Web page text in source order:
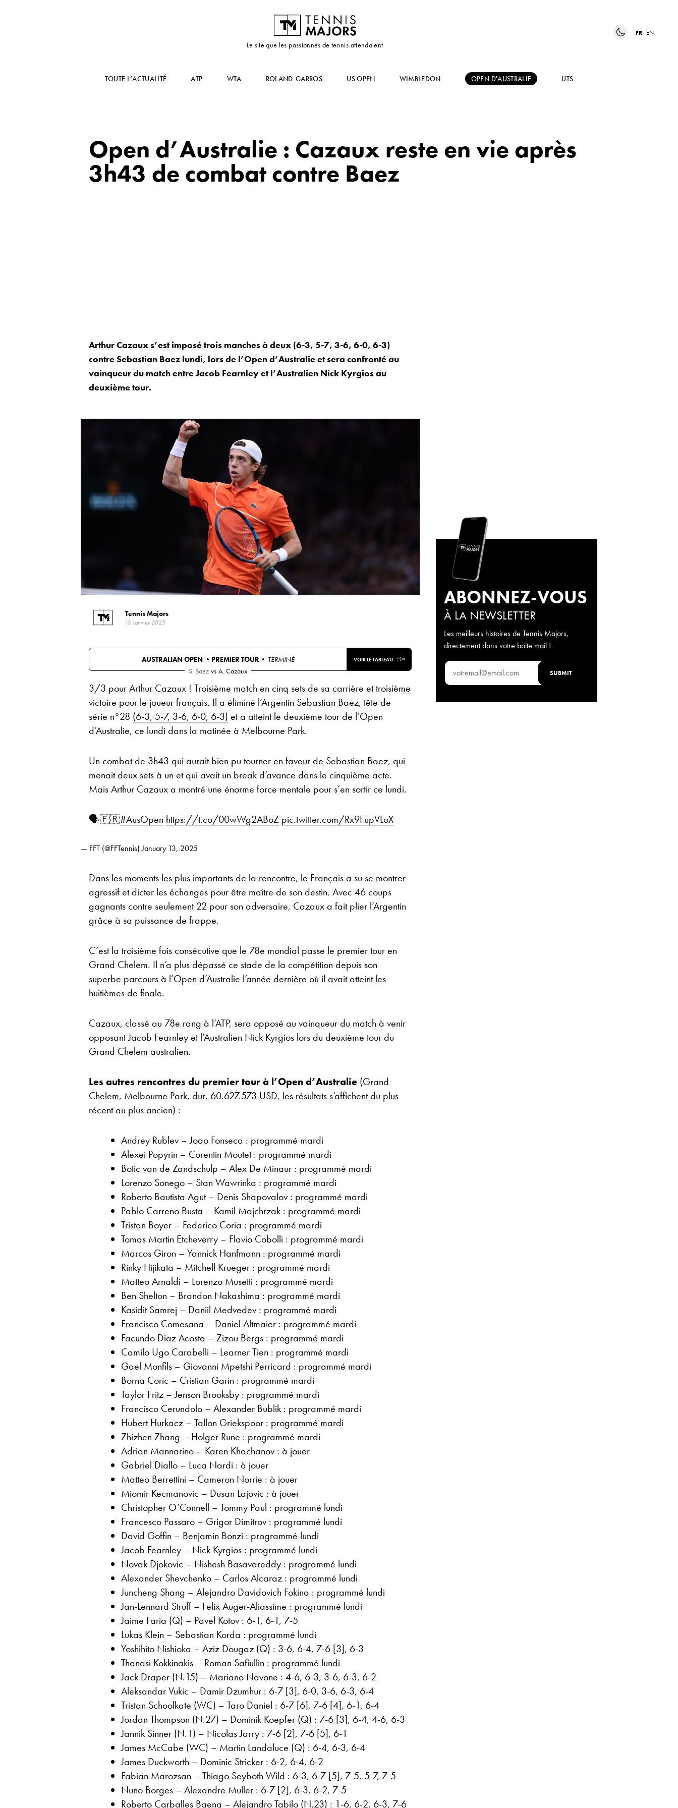
Le site que les passionnés de tennis attendaient
FR EN
TOUTE L’ACTUALITÉ ATP WTA ROLAND-GARROS US OPEN WIMBLEDON OPEN D'AUSTRALIE UTS
Open d’Australie : Cazaux reste en vie après
3h43 de combat contre Baez
Arthur Cazaux s’est imposé trois manches à deux (6-3, 5-7, 3-6, 6-0, 6-3)
contre Sebastian Baez lundi, lors de l’Open d’Australie et sera confronté au
vainqueur du match entre Jacob Fearnley et l’Australien Nick Kyrgios au
deuxième tour.
Tennis Majors
13 Janvier 2025
AUSTRALIAN OPEN • PREMIER TOUR • TERMINÉ VOIR LE TABLEAU
S. Baez vs A. Cazaux
3/3 pour Arthur Cazaux ! Troisième match en cinq sets de sa carrière et troisième
victoire pour le joueur français. Il a éliminé l’Argentin Sebastian Baez, tête de
série n°28 (6-3, 5-7, 3-6, 6-0, 6-3) et a atteint le deuxième tour de l’Open
d’Australie, ce lundi dans la matinée à Melbourne Park.
Un combat de 3h43 qui aurait bien pu tourner en faveur de Sebastian Baez, qui
menait deux sets à un et qui avait un break d’avance dans le cinquième acte.
Mais Arthur Cazaux a montré une énorme force mentale pour s’en sortir ce lundi.
🗣️🇫🇷#AusOpen https://t.co/00wWg2ABoZ pic.twitter.com/Rx9FupVLoX
— FFT (@FFTennis)January 13, 2025
Dans les moments les plus importants de la rencontre, le Français a su se montrer
agressif et dicter les échanges pour être maître de son destin. Avec 46 coups
gagnants contre seulement 22 pour son adversaire, Cazaux a fait plier l’Argentin
grâce à sa puissance de frappe.
C’est la troisième fois consécutive que le 78e mondial passe le premier tour en
Grand Chelem. Il n’a plus dépassé ce stade de la compétition depuis son
superbe parcours à l’Open d’Australie l’année dernière où il avait atteint les
huitièmes de finale.
Cazaux, classé au 78e rang à l’ATP, sera opposé au vainqueur du match à venir
opposant Jacob Fearnley et l’Australien Nick Kyrgios lors du deuxième tour du
Grand Chelem australien.
Les autres rencontres du premier tour à l’Open d’Australie (Grand
Chelem, Melbourne Park, dur, 60.627.573 USD, les résultats s’affichent du plus
récent au plus ancien) :
Andrey Rublev – Joao Fonseca : programmé mardi
Alexei Popyrin – Corentin Moutet : programmé mardi
Botic van de Zandschulp – Alex De Minaur : programmé mardi
Lorenzo Sonego – Stan Wawrinka : programmé mardi
Roberto Bautista Agut – Denis Shapovalov : programmé mardi
Pablo Carreno Busta – Kamil Majchrzak : programmé mardi
Tristan Boyer – Federico Coria : programmé mardi
Tomas Martin Etcheverry – Flavio Cobolli : programmé mardi
Marcos Giron – Yannick Hanfmann : programmé mardi
Rinky Hijikata – Mitchell Krueger : programmé mardi
Matteo Arnaldi – Lorenzo Musetti : programmé mardi
Ben Shelton – Brandon Nakashima : programmé mardi
Kasidit Samrej – Daniil Medvedev : programmé mardi
Francisco Comesana – Daniel Altmaier : programmé mardi
Facundo Diaz Acosta – Zizou Bergs : programmé mardi
Camilo Ugo Carabelli – Learner Tien : programmé mardi
Gael Monfils – Giovanni Mpetshi Perricard : programmé mardi
Borna Coric – Cristian Garin : programmé mardi
Taylor Fritz – Jenson Brooksby : programmé mardi
Francisco Cerundolo – Alexander Bublik : programmé mardi
Hubert Hurkacz – Tallon Griekspoor : programmé mardi
Zhizhen Zhang – Holger Rune : programmé mardi
Adrian Mannarino – Karen Khachanov : à jouer
Gabriel Diallo – Luca Nardi : à jouer
Matteo Berrettini – Cameron Norrie : à jouer
Miomir Kecmanovic – Dusan Lajovic : à jouer
Christopher O’Connell – Tommy Paul : programmé lundi
Francesco Passaro – Grigor Dimitrov : programmé lundi
David Goffin – Benjamin Bonzi : programmé lundi
Jacob Fearnley – Nick Kyrgios : programmé lundi
Novak Djokovic – Nishesh Basavareddy : programmé lundi
Alexander Shevchenko – Carlos Alcaraz : programmé lundi
Juncheng Shang – Alejandro Davidovich Fokina : programmé lundi
Jan-Lennard Struff – Felix Auger-Aliassime : programmé lundi
Jaime Faria (Q) – Pavel Kotov : 6-1, 6-1, 7-5
Lukas Klein – Sebastian Korda : programmé lundi
Yoshihito Nishioka – Aziz Dougaz (Q) : 3-6, 6-4, 7-6 [3], 6-3
Thanasi Kokkinakis – Roman Safiullin : programmé lundi
Jack Draper (N.15) – Mariano Navone : 4-6, 6-3, 3-6, 6-3, 6-2
Aleksandar Vukic – Damir Dzumhur : 6-7 [3], 6-0, 3-6, 6-3, 6-4
Tristan Schoolkate (WC) – Taro Daniel : 6-7 [6], 7-6 [4], 6-1, 6-4
Jordan Thompson (N.27) – Dominik Koepfer (Q) : 7-6 [3], 6-4, 4-6, 6-3
Jannik Sinner (N.1) – Nicolas Jarry : 7-6 [2], 7-6 [5], 6-1
James McCabe (WC) – Martin Landaluce (Q) : 6-4, 6-3, 6-4
James Duckworth – Dominic Stricker : 6-2, 6-4, 6-2
Fabian Marozsan – Thiago Seyboth Wild : 6-3, 6-7 [5], 7-5, 5-7, 7-5
Nuno Borges – Alexandre Muller : 6-7 [2], 6-3, 6-2, 7-5
Roberto Carballes Baena – Alejandro Tabilo (N.23) : 1-6, 6-2, 6-3, 7-6
ABONNEZ-VOUS
À LA NEWSLETTER
Les meilleurs histoires de Tennis Majors,
directement dans votre boîte mail !